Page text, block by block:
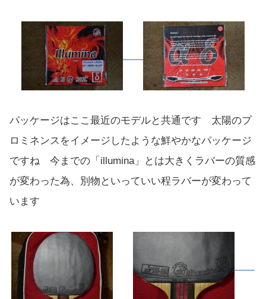
パッケージはここ最近のモデルと共通です 太陽のプ
ロミネンスをイメージしたような鮮やかなパッケージ
ですね 今までの「illumina」とは大きくラバーの質感
が変わった為、別物といっていい程ラバーが変わって
います